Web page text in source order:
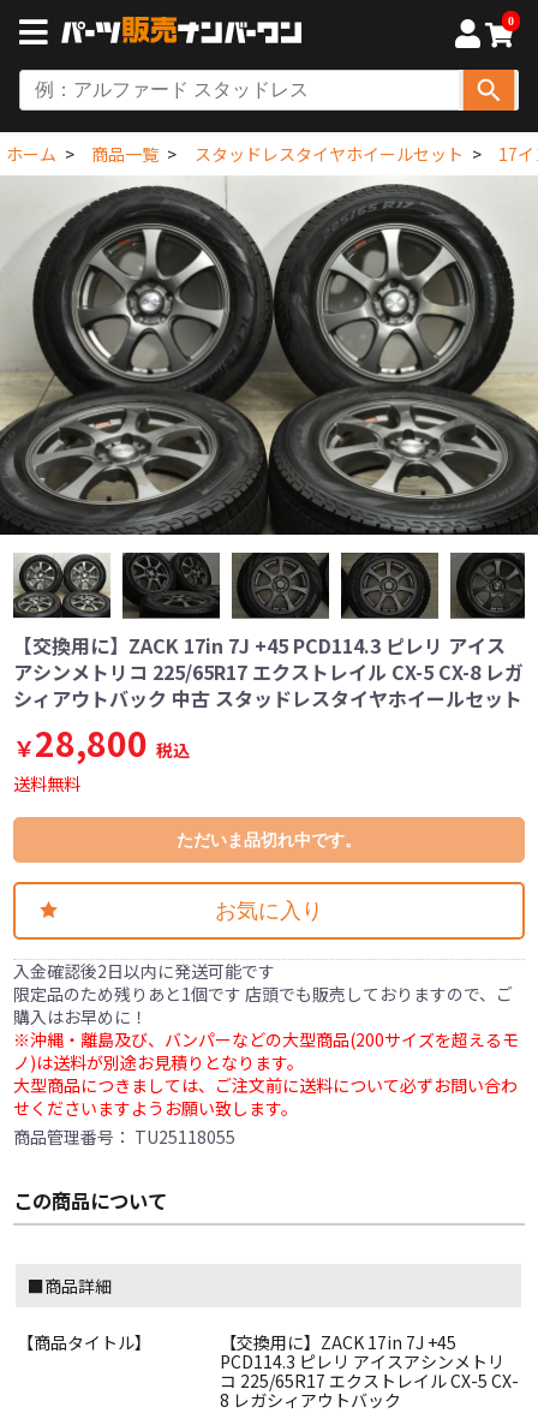
0
ホーム 商品一覧 スタッドレスタイヤホイールセット 17
【交換用に】ZACK 17in 7J +45 PCD114.3 ピレリ アイス
アシンメトリコ 225/65R17 エクストレイル CX-5 CX-8 レガ
シィアウトバック 中古 スタッドレスタイヤホイールセット
￥28,800 税込
送料無料
ただいま品切れ中です。
お気に入り
入金確認後2日以内に発送可能です
限定品のため残りあと1個です 店頭でも販売しておりますので、ご
購入はお早めに！
※沖縄・離島及び、バンパーなどの大型商品(200サイズを超えるモ
ノ)は送料が別途お見積りとなります。
大型商品につきましては、ご注文前に送料について必ずお問い合わ
せくださいますようお願い致します。
商品管理番号： TU25118055
この商品について
■商品詳細
【商品タイトル】
【交換用に】ZACK 17in 7J +45
PCD114.3 ピレリ アイスアシンメトリ
コ 225/65R17 エクストレイル CX-5 CX-
8 レガシィアウトバック